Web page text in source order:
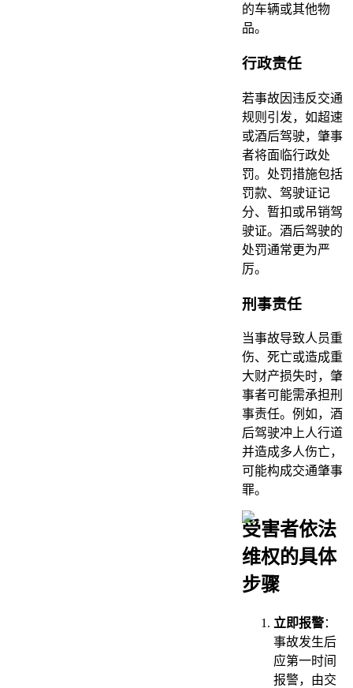
的车辆或其他物
品。
行政责任
若事故因违反交通
规则引发，如超速
或酒后驾驶，肇事
者将面临行政处
罚。处罚措施包括
罚款、驾驶证记
分、暂扣或吊销驾
驶证。酒后驾驶的
处罚通常更为严
厉。
刑事责任
当事故导致人员重
伤、死亡或造成重
大财产损失时，肇
事者可能需承担刑
事责任。例如，酒
后驾驶冲上人行道
并造成多人伤亡，
可能构成交通肇事
罪。
受害者依法
维权的具体
步骤
立即报警：
事故发生后
应第一时间
报警，由交